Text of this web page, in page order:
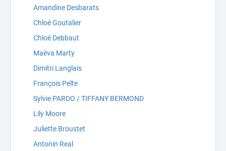
Amandine Desbarats
Chloé Goutalier
Chloé Debbaut
Maëva Marty
Dimitri Langlais
François Pelte
Sylvie PARDO / TIFFANY BERMOND
Lily Moore
Juliette Broustet
Antonin Real